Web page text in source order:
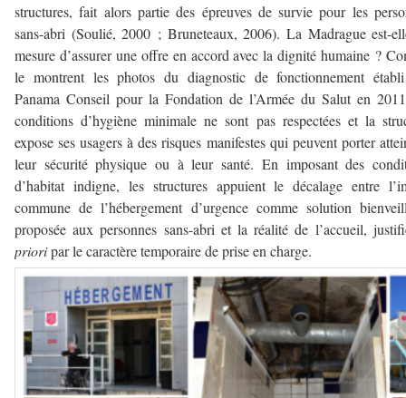
structures, fait alors partie des épreuves de survie pour les
sans-abri (Soulié, 2000 ; Bruneteaux, 2006). La Madrague est-
mesure d’assurer une offre en accord avec la dignité humaine ?
le montrent les photos du diagnostic de fonctionnement
Panama Conseil pour la Fondation de l’Armée du Salut en
conditions d’hygiène minimale ne sont pas respectées et la
expose ses usagers à des risques manifestes qui peuvent porter
leur sécurité physique ou à leur santé. En imposant des
d’habitat indigne, les structures appuient le décalage entre
commune de l’hébergement d’urgence comme solution
proposée aux personnes sans-abri et la réalité de l’accueil,
prioripar le caractère temporaire de prise en charge.